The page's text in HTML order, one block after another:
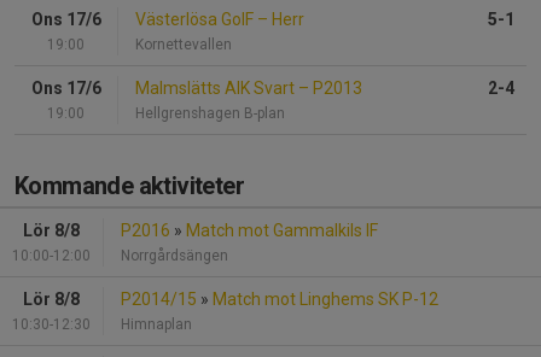
Ons 17/6
19:00
Västerlösa GoIF – Herr
Kornettevallen
5-1
Ons 17/6
19:00
Malmslätts AIK Svart – P2013
Hellgrenshagen B-plan
2-4
Kommande aktiviteter
Lör 8/8
10:00-12:00
P2016 » Match mot Gammalkils IF
Norrgårdsängen
Lör 8/8
10:30-12:30
P2014/15 » Match mot Linghems SK P-12
Himnaplan